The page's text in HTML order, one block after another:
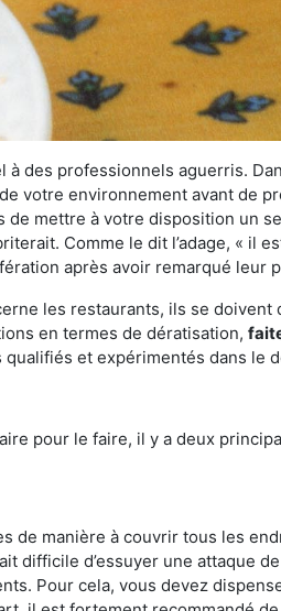
des professionnels aguerris.
votre environnement avant de
mettre à votre disposition un
Comme le dit l’adage, « il
après avoir remarqué leur
les restaurants, ils se doivent
en termes de dératisation,
et expérimentés dans le
pour le faire, il y a deux
de manière à couvrir tous les
difficile d’essuyer une attaque
Pour cela, vous devez